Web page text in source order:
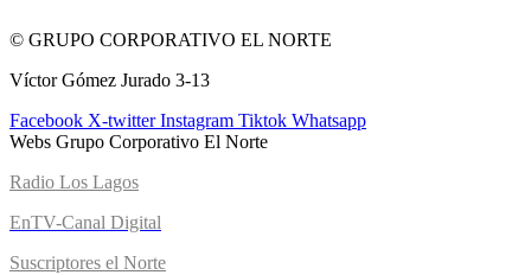
© GRUPO CORPORATIVO EL NORTE
Víctor Gómez Jurado 3-13
Facebook X-twitter Instagram Tiktok Whatsapp
Webs Grupo Corporativo El Norte
Radio Los Lagos
EnTV-Canal Digital
Suscriptores el Norte